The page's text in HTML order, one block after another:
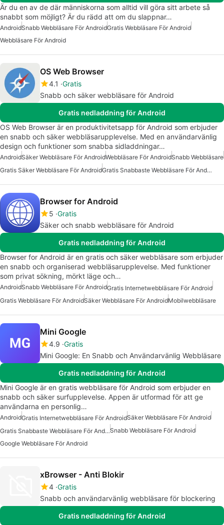
Är du en av de där människorna som alltid vill göra sitt arbete så
snabbt som möjligt? Är du rädd att om du slappnar…
AndroidSnabb Webbläsare För AndroidGratis Webbläsare För Android
Webbläsare För Android
OS Web Browser
4.1 Gratis
Snabb och säker webbläsare för Android
Gratis nedladdning för Android
OS Web Browser är en produktivitetsapp för Android som erbjuder
en snabb och säker webbläsarupplevelse. Med en användarvänlig
design och funktioner som snabba sidladdningar…
AndroidSäker Webbläsare För AndroidWebbläsare För AndroidSnabb Webbläsare
Gratis Säker Webbläsare För Android
Gratis Snabbaste Webbläsare För Android
Browser for Android
5 Gratis
Säker och snabb webbläsare för Android
Gratis nedladdning för Android
Browser for Android är en gratis och säker webbläsare som erbjuder
en snabb och organiserad webbläsarupplevelse. Med funktioner
som privat sökning, mörkt läge och…
AndroidSnabb Webbläsare För AndroidGratis Internetwebbläsare För Android
Gratis Webbläsare För AndroidSäker Webbläsare För AndroidMobilwebbläsare
Mini Google
4.9 Gratis
Mini Google: En Snabb och Användarvänlig Webbläsare
Gratis nedladdning för Android
Mini Google är en gratis webbläsare för Android som erbjuder en
snabb och säker surfupplevelse. Appen är utformad för att ge
användarna en personlig…
AndroidGratis Internetwebbläsare För AndroidSäker Webbläsare För Android
Gratis Snabbaste Webbläsare För AndroidSnabb Webbläsare För Android
Google Webbläsare För Android
xBrowser - Anti Blokir
4 Gratis
Snabb och användarvänlig webbläsare för blockering
Gratis nedladdning för Android